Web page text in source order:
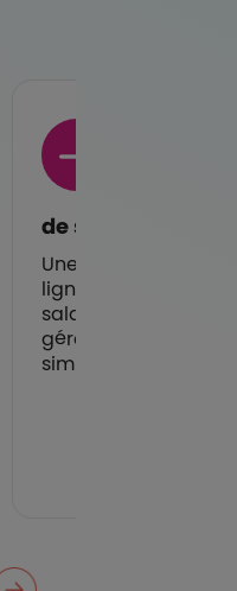
de simplicité
Une fois votre
ligne créé, vous
salariés en
gérez votre contrat
simplicité !